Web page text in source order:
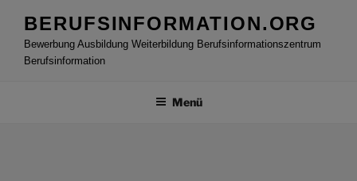
Inhalt
springen
BERUFSINFORMATION.ORG
Bewerbung Ausbildung Weiterbildung Berufsinformationszentrum
Berufsinformation
Menü